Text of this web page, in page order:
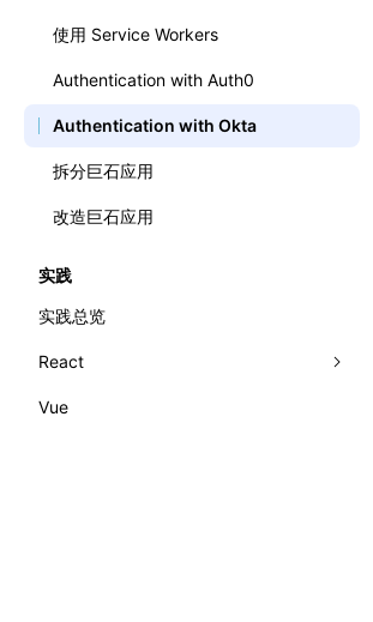
使用 Express.js
预设
使用 Service Workers
Authentication with Auth0
Authentication with Okta
拆分巨石应用
改造巨石应用
实践
实践总览
React
React 实践
Vue